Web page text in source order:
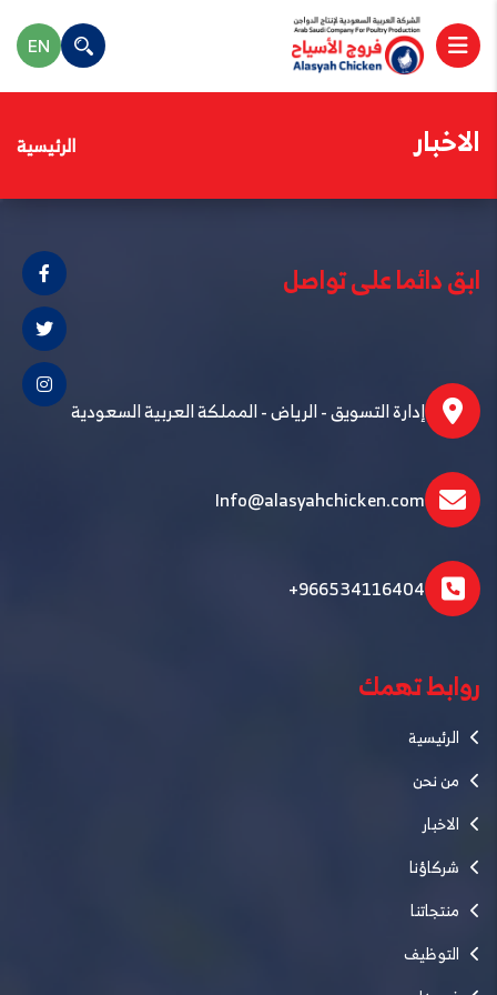
EN
الاخبار الرئيسية
ابق دائما على تواصل
إدارة التسويق - الرياض - المملكة العربية السعودية
Info@alasyahchicken.com
+966534116404
روابط تهمك
الرئيسية
من نحن
الاخبار
شركاؤنا
منتجاتنا
التوظيف